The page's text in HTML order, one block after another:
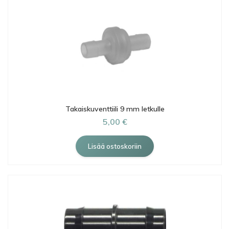
Takaiskuventtiili 9 mm letkulle
5,00 €